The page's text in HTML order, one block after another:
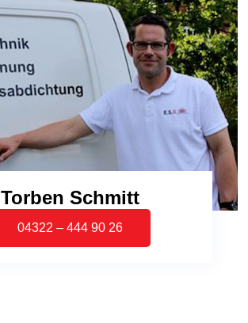
Torben Schmitt
04322 – 444 90 26